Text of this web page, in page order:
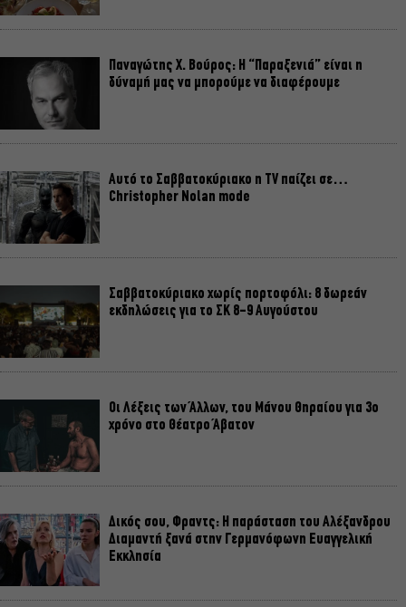
Παναγώτης Χ. Βούρος: Η “Παραξενιά” είναι η
δύναμή μας να μπορούμε να διαφέρουμε
Αυτό το Σαββατοκύριακο η TV παίζει σε…
Christopher Nolan mode
Σαββατοκύριακο χωρίς πορτοφόλι: 8 δωρεάν
εκδηλώσεις για το ΣΚ 8-9 Αυγούστου
Οι Λέξεις των Άλλων, του Μάνου Θηραίου για 3ο
χρόνο στο Θέατρο Άβατον
Δικός σου, Φραντς: Η παράσταση του Αλέξανδρου
Διαμαντή ξανά στην Γερμανόφωνη Ευαγγελική
Εκκλησία